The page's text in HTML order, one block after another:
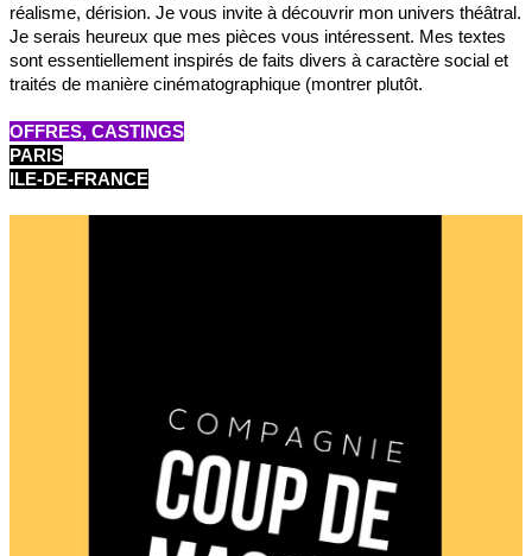
réalisme, dérision. Je vous invite à découvrir mon univers théâtral.
Je serais heureux que mes pièces vous intéressent. Mes textes
sont essentiellement inspirés de faits divers à caractère social et
traités de manière cinématographique (montrer plutôt.
OFFRES, CASTINGS
PARIS
ILE-DE-FRANCE